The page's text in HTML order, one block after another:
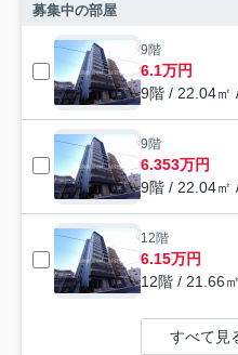
募集中の部屋
9階
6.1万円
9階 / 22.04㎡
9階
6.353万円
9階 / 22.04㎡
12階
6.15万円
12階 / 21.66
すべて見